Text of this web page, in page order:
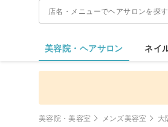
美容院・ヘアサロン ネイ
美容院・美容室 メンズ美容室 大